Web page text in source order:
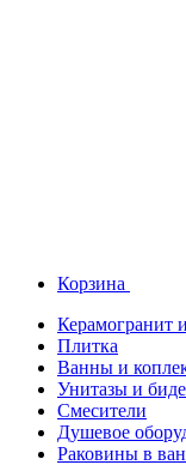
Корзина
Керамогранит
Плитка
Ванны и
Унитазы и биде
Смесители
Душевое
Раковины в